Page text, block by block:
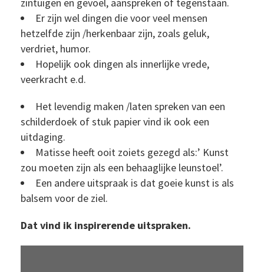
Er zijn wel dingen die voor veel mensen
hetzelfde zijn /herkenbaar zijn, zoals geluk,
verdriet, humor.
Hopelijk ook dingen als innerlijke vrede,
veerkracht e.d.
Het levendig maken /laten spreken van een
schilderdoek of stuk papier vind ik ook een
uitdaging.
Matisse heeft ooit zoiets gezegd als:’ Kunst
zou moeten zijn als een behaaglijke leunstoel’.
Een andere uitspraak is dat goeie kunst is als
balsem voor de ziel.
Dat vind ik inspirerende uitspraken.